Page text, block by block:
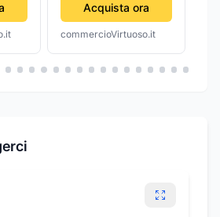
Acquista ora
commercioVirtuoso.it